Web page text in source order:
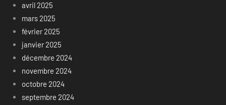
avril 2025
mars 2025
février 2025
janvier 2025
décembre 2024
novembre 2024
octobre 2024
septembre 2024